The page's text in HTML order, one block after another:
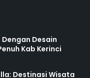
Desain
Kab Kerinci
Destinasi Wisata